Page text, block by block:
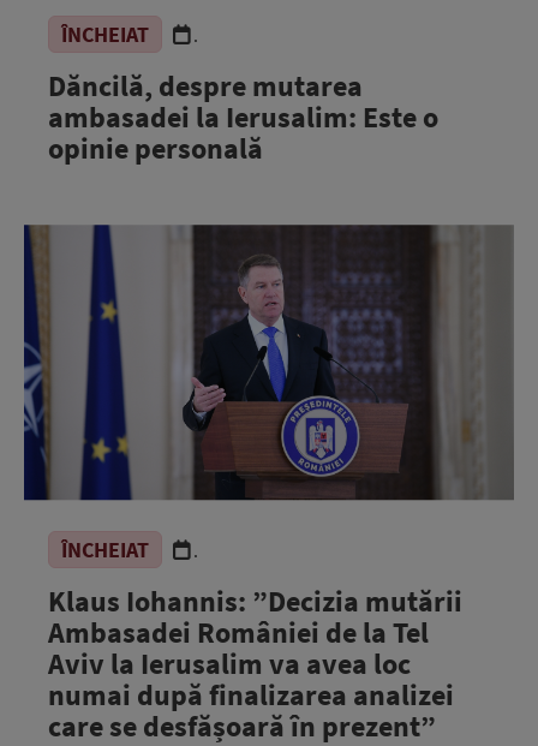
ÎNCHEIAT .
Dăncilă, despre mutarea
ambasadei la Ierusalim: Este o
opinie personală
ÎNCHEIAT .
Klaus Iohannis: ”Decizia mutării
Ambasadei României de la Tel
Aviv la Ierusalim va avea loc
numai după finalizarea analizei
care se desfășoară în prezent”